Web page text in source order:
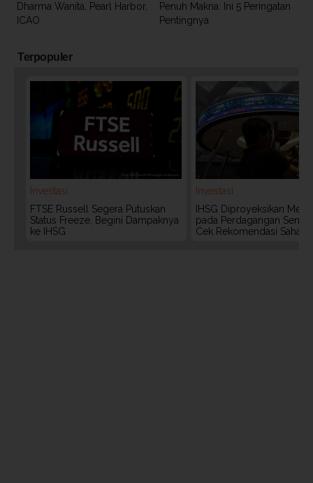
Dharma Wanita, Pearl Harbor,
ICAO
Penuh Makna: Ini 5 Peringatan
Pentingnya
Terpopuler
Investasi
FTSE Russell Segera Putuskan
Status Freeze, Begini Dampaknya
ke IHSG
Investasi
IHSG Diproyeksikan
pada Perdagangan Senin
Cek Rekomendasi